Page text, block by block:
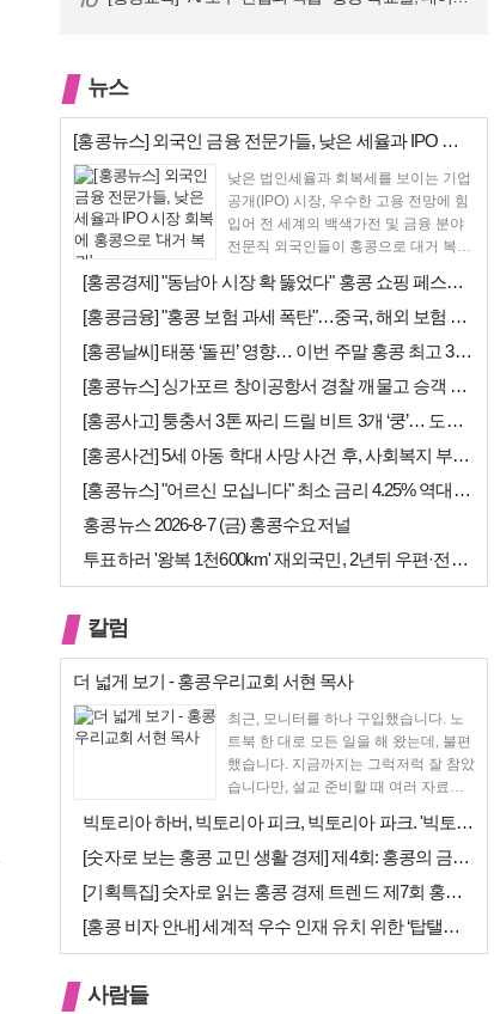
뉴스
[홍콩뉴스] 외국인 금융 전문가들, 낮은 세율과 IPO 시장 회복에 홍콩…
낮은 법인세율과 회복세를 보이는 기업
공개(IPO) 시장, 우수한 고용 전망에 힘
입어 전 세계의 백색가전 및 금융 분야
전문직 외국인들이 홍콩으로 대거 복귀
[홍콩경제] "동남아 시장 확 뚫었다" 홍콩 쇼핑 페스티벌, 매출 대박 …
[홍콩금융] "홍콩 보험 과세 폭탄"…중국, 해외 보험 수익에 20% 세…
[홍콩날씨] 태풍 ‘돌핀’ 영향… 이번 주말 홍콩 최고 36도 폭염 비상
[홍콩뉴스] 싱가포르 창이공항서 경찰 깨물고 승객 폭행한 홍콩 모자, 결…
[홍콩사고] 퉁충서 3톤 짜리 드릴 비트 3개 ‘쿵’… 도로 파손·교통 …
[홍콩사건] 5세 아동 학대 사망 사건 후, 사회복지 부서에 내부 검토 …
[홍콩뉴스] "어르신 모십니다" 최소 금리 4.25% 역대급 혜택, 홍콩…
홍콩뉴스 2026-8-7 (금) 홍콩수요저널
투표하러 '왕복 1천600km' 재외국민, 2년뒤 우편·전자투표 할까
칼럼
더 넓게 보기 - 홍콩우리교회 서현 목사
최근, 모니터를 하나 구입했습니다. 노
트북 한 대로 모든 일을 해 왔는데, 불편
했습니다. 지금까지는 그럭저럭 잘 참았
습니다만, 설교 준비할 때 여러 자료를
빅토리아 하버, 빅토리아 피크, 빅토리아 파크. '빅토리아’의 이름은 어…
[숫자로 보는 홍콩 교민 생활 경제] 제4회: 홍콩의 금융 — 지표 및 …
[기획특집] 숫자로 읽는 홍콩 경제 트렌드 제7회 홍콩 문화·창의 산업…
[홍콩 비자 안내] 세계적 우수 인재 유치 위한 ‘탑탤런트 비자(TTPS…
사람들